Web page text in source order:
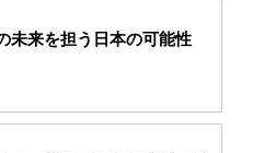
未来を担う日本の可能性